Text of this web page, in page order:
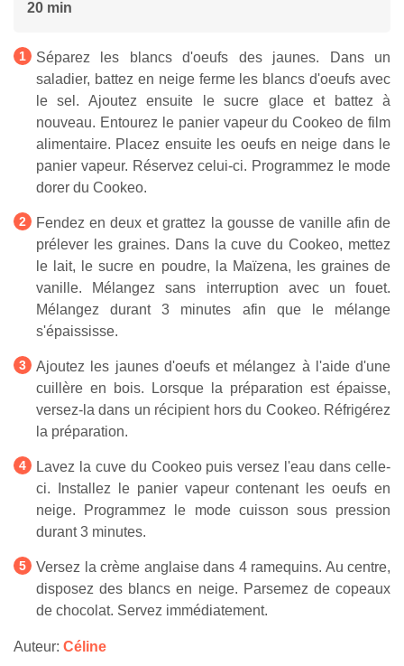
20 min
Séparez les blancs d'oeufs des jaunes. Dans un
saladier, battez en neige ferme les blancs d'oeufs avec
le sel. Ajoutez ensuite le sucre glace et battez à
nouveau. Entourez le panier vapeur du Cookeo de film
alimentaire. Placez ensuite les oeufs en neige dans le
panier vapeur. Réservez celui-ci. Programmez le mode
dorer du Cookeo.
Fendez en deux et grattez la gousse de vanille afin de
prélever les graines. Dans la cuve du Cookeo, mettez
le lait, le sucre en poudre, la Maïzena, les graines de
vanille. Mélangez sans interruption avec un fouet.
Mélangez durant 3 minutes afin que le mélange
s'épaississe.
Ajoutez les jaunes d'oeufs et mélangez à l'aide d'une
cuillère en bois. Lorsque la préparation est épaisse,
versez-la dans un récipient hors du Cookeo. Réfrigérez
la préparation.
Lavez la cuve du Cookeo puis versez l'eau dans celle-
ci. Installez le panier vapeur contenant les oeufs en
neige. Programmez le mode cuisson sous pression
durant 3 minutes.
Versez la crème anglaise dans 4 ramequins. Au centre,
disposez des blancs en neige. Parsemez de copeaux
de chocolat. Servez immédiatement.
Auteur: Céline